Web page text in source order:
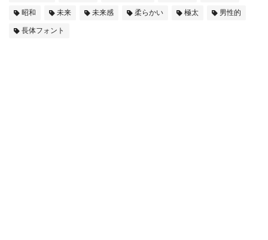
昭和 未来 未来感 柔らかい 極太 男性的
長体フォント